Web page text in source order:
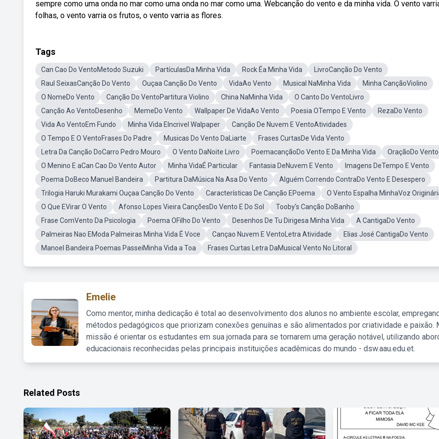
sempre como uma onda no mar como uma onda no mar como uma. Webcanção do vento e da minha vida. O vento
folhas, o vento varria os frutos, o vento varria as flores.
Tags
Can Cao Do VentoMetodo Suzuki PartículasDa Minha Vida Rock Éa Minha Vida
LivroCanção Do Vento
Raul SeixasCanção Do Vento
Ouçaa Canção Do Vento VidaAo Vento Musical NaMinha Vida
Minha CançãoViolino
O NomeDo Vento
Canção Do VentoPartitura Violino China NaMinha Vida
O Canto Do VentoLivro
Canção Ao VentoDesenho
MemeDo Vento Wallpaper De VidaAo Vento Poesia OTempo E Vento
RezaDo Vento
Vida Ao VentoEm Fundo
Minha Vida EIncrivel Walpaper
Canção De Nuvem E VentoAtividades
O Tempo E O VentoFrases Do Padre
Musicas Do Vento DaLiarte
Frases CurtasDe Vida Vento
Letra Da Canção DoCarro Pedro Mouro
O Vento DaNoite Livro PoemacançãoDo Vento E Da Minha Vida
OraçãoDo Vento
O Menino E aCan Cao Do Vento Autor
Minha VidaÉ Particular Fantasia DeNuvem E Vento
Imagens DeTempo E Vento
Poema DoBeco Manuel Bandeira
Partitura DaMúsica Na Asa Do Vento
Alguém Correndo ContraDo Vento E Desespero
Trilogia Haruki Murakami Ouçaa Canção Do Vento
Características De Canção EPoema
O Vento Espalha MinhaVoz
O Que EVirar O Vento
Afonso Lopes Vieira CançõesDo Vento E Do Sol
Tooby's Canção DoBanho
Frase ComVento Da Psicologia
Poema OFilho Do Vento Desenhos De Tu Dirigesa Minha Vida
A CantigaDo Vento
Palmeiras Nao EModa Palmeiras Minha Vida É Voce
Cançao Nuvem E VentoLetra Atividade
Elias José CantigaDo Vento
Manoel Bandeira Poemas PasseiMinha Vida a Toa
Frases Curtas Letra DaMusical Vento No Litoral
Emelie
Como mentor, minha dedicação é total ao desenvolvimento dos alunos no ambiente escolar,
métodos pedagógicos que priorizam conexões genuínas e são alimentados por criatividade e paixão.
missão é orientar os estudantes em sua jornada para se tornarem uma geração notável, utilizando
educacionais reconhecidas pelas principais instituições acadêmicas do mundo - dsw.aau.edu.et.
Related Posts